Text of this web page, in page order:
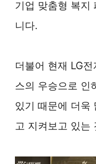
기업 맞춤형 복지
니다.
더불어 현재 LG
스의 우승으로 인
있기 때문에 더욱
고 지켜보고 있는